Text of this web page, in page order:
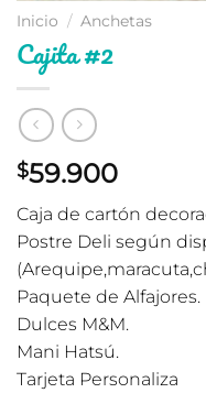
Inicio / Anchetas
Cajita #2
$59.900
Caja de cartón
Postre Deli según
Paquete de Alfajores.
Dulces M&M.
Mani Hatsú.
Tarjeta Personaliza